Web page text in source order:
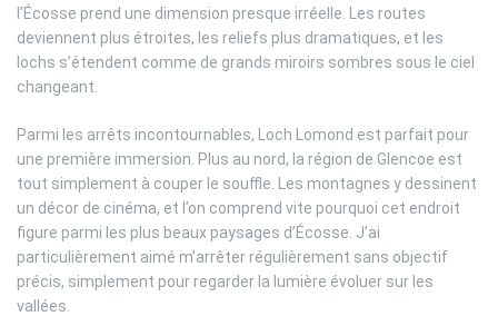
l’Écosse prend une dimension presque irréelle. Les routes
deviennent plus étroites, les reliefs plus dramatiques, et les
lochs s’étendent comme de grands miroirs sombres sous le ciel
changeant.
Parmi les arrêts incontournables, Loch Lomond est parfait pour
une première immersion. Plus au nord, la région de Glencoe est
tout simplement à couper le souffle. Les montagnes y dessinent
un décor de cinéma, et l’on comprend vite pourquoi cet endroit
figure parmi les plus beaux paysages d’Écosse. J’ai
particulièrement aimé m’arrêter régulièrement sans objectif
précis, simplement pour regarder la lumière évoluer sur les
vallées.